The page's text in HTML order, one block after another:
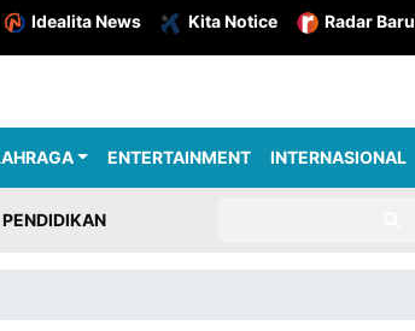
Idealita News Kita Notice Radar Baru
ENTERTAINMENT INTERNASIONAL
PENDIDIKAN